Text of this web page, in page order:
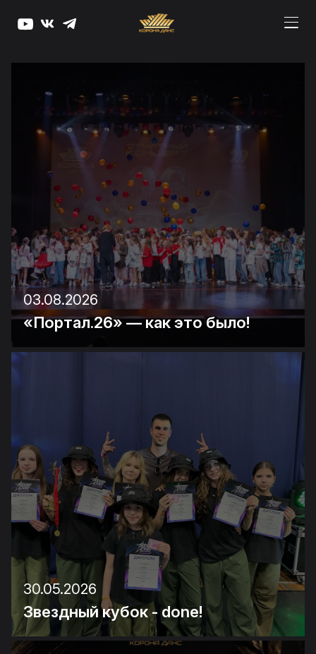
03.08.2026
«Портал.26» — как это было!
30.05.2026
Звездный кубок - done!